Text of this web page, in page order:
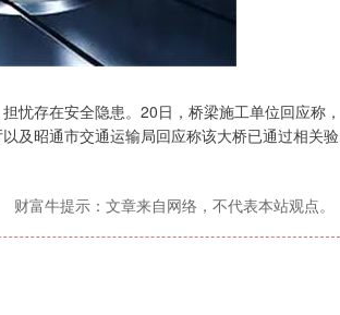
存在安全隐患。20日，桥梁施工单位回应称，
及昭通市交通运输局回应称该大桥已通过相关验
财富牛提示：文章来自网络，不代表本站观点。